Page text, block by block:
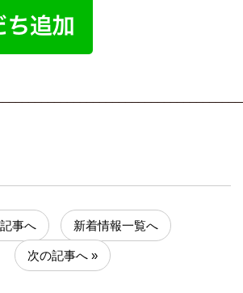
事へ 新着情報一覧へ
次の記事へ »